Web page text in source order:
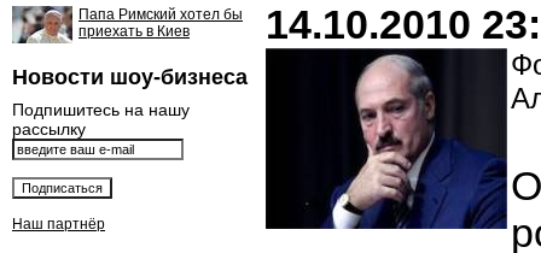
Папа Римский хотел бы
приехать в Киев
Новости шоу-бизнеса
Подпишитесь на нашу
рассылку
Наш партнёр
14.10.2010